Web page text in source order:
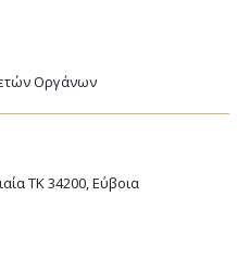
Οργάνων
ΤΚ 34200, Εύβοια